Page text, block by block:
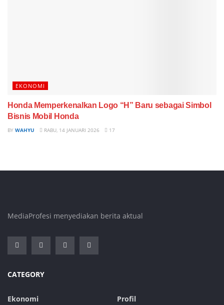
EKONOMI
Honda Memperkenalkan Logo “H” Baru sebagai Simbol
Bisnis Mobil Honda
BY WAHYU RABU, 14 JANUARI 2026 17
MediaProfesi menyediakan berita aktual
CATEGORY
Ekonomi Profil